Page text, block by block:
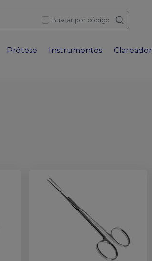
Buscar por código
Prótese Instrumentos Clareador